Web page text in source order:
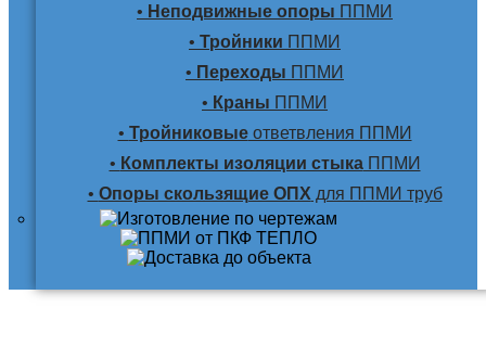
• Неподвижные опоры ППМИ
• Тройники ППМИ
• Переходы ППМИ
• Краны ППМИ
• Тройниковыеответвления ППМИ
• Комплекты изоляции стыкаППМИ
• Опоры скользящие ОПХ для ППМИ труб